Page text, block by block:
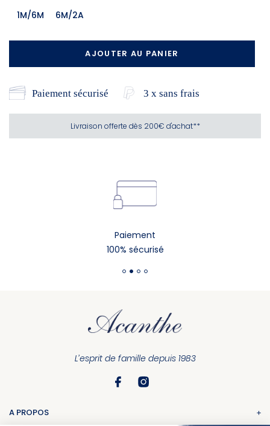
1M/6M 6M/2A
AJOUTER AU PANIER
Paiement sécurisé 3 x sans frais
Livraison offerte dès 200€ d'achat**
Paiement
100% sécurisé
L’esprit de famille depuis 1983
A PROPOS